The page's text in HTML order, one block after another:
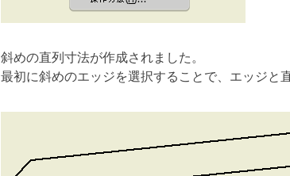
斜めの直列寸法が作成されました。
最初に斜めのエッジを選択することで、エッジと